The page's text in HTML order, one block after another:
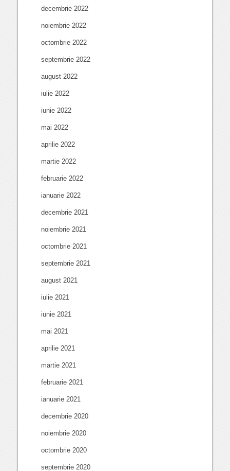
decembrie 2022
noiembrie 2022
octombrie 2022
septembrie 2022
august 2022
iulie 2022
iunie 2022
mai 2022
aprilie 2022
martie 2022
februarie 2022
ianuarie 2022
decembrie 2021
noiembrie 2021
octombrie 2021
septembrie 2021
august 2021
iulie 2021
iunie 2021
mai 2021
aprilie 2021
martie 2021
februarie 2021
ianuarie 2021
decembrie 2020
noiembrie 2020
octombrie 2020
septembrie 2020